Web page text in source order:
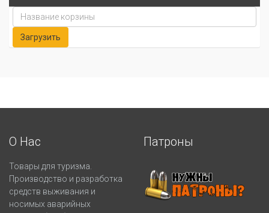
О Нас
Товары для туризма.
Производство и разработка
средств выживания и
носимых аварийных
Патроны